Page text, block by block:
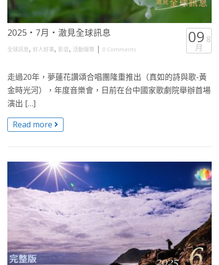
2025・7月・澈見全球訊息
全球訊息, 好人好事, 影音, 活動報導 | 0 Comments
09 8
月
走過20年，夢蓮花讚頌合唱團隆重推出（真如的詩與歌-黃
金時光河），年度音樂會，日前在台中國家歌劇院舉辦首場
演出 […]
Read more